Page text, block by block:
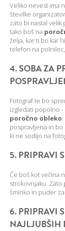
Veliko nevest ima
številke
zato bi nastal
tako boš na
želja, kar ti bo kar
telefon na
4. SOBA ZA
Fotograf te bo
izgledati popolno -
poročno obleko
pospravljena in
ki ne sodijo na
5. PRIPRAVI
Če boš kot večina
strokovnjaku.
šminko in puder
6. PRIPRAVI
NAJLJUBŠIH